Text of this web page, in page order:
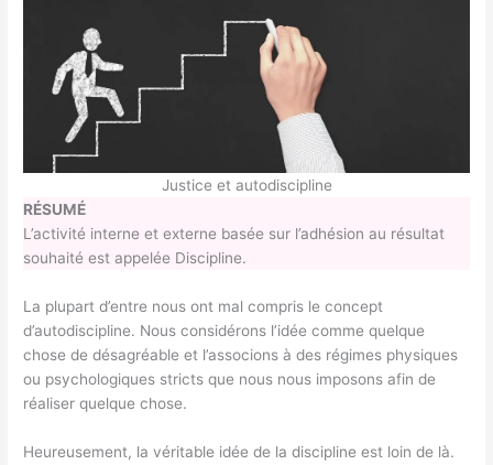
Justice et autodiscipline
RÉSUMÉ
L’activité interne et externe basée sur l’adhésion au résultat
souhaité est appelée Discipline.
La plupart d’entre nous ont mal compris le concept
d’autodiscipline. Nous considérons l’idée comme quelque
chose de désagréable et l’associons à des régimes physiques
ou psychologiques stricts que nous nous imposons afin de
réaliser quelque chose.
Heureusement, la véritable idée de la discipline est loin de là.